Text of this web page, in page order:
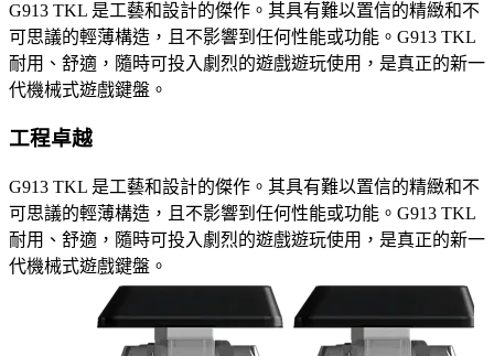
G913 TKL 是工藝和設計的傑作。其具有難以置信的精緻和不
可思議的輕薄構造，且不影響到任何性能或功能。G913 TKL
耐用、舒適，隨時可投入劇烈的遊戲遊玩使用，是真正的新一
代機械式遊戲鍵盤。
工程卓越
G913 TKL 是工藝和設計的傑作。其具有難以置信的精緻和不
可思議的輕薄構造，且不影響到任何性能或功能。G913 TKL
耐用、舒適，隨時可投入劇烈的遊戲遊玩使用，是真正的新一
代機械式遊戲鍵盤。